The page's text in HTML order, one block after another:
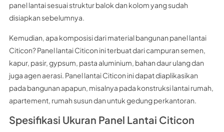
panel lantai sesuai struktur balok dan kolom yang sudah
disiapkan sebelumnya.
Kemudian, apa komposisi dari material bangunan panel lantai
Citicon? Panel lantai Citicon ini terbuat dari campuran semen,
kapur, pasir, gypsum, pasta aluminium, bahan daur ulang dan
juga agen aerasi. Panel lantai Citicon ini dapat diaplikasikan
pada bangunan apapun, misalnya pada konstruksi lantai rumah,
apartement, rumah susun dan untuk gedung perkantoran.
Spesifikasi Ukuran Panel Lantai Citicon